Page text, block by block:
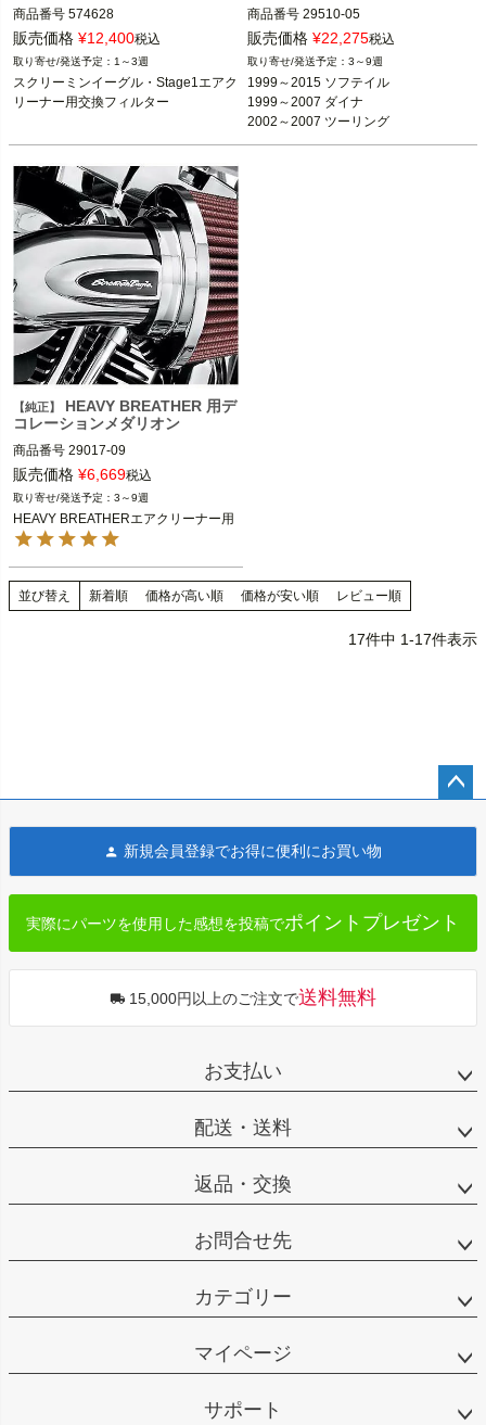
商品番号 574628
M型番：FM947/04B
29400020、29442-99E互換品
2BC:408507
下記スクリーミンイーグルStage1エア
29400239
29400240
29000009A
29000019A
BMC
販売価格 ¥12,400税込
1～3週
スクリーミンイーグル・Stage1エアク
リーナー用交換フィルター
商品番号 29510-05
1999～2015 ソフテイル
1999～2007 ダイナ
※スクリーミンイーグル・ステージキ
ットまたはハイフローエアクリーナ
販売価格 ¥22,275税込
3～9週
1999～2015 ソフテイル
1999～2007 ダイナ
2002～2007 ツーリング
【純正】
HEAVY BREATHER 用デ
コレーションメダリオン
商品番号 29017-09
HEAVY BREATHERエアクリーナー搭
載の全てのハーレーダビッドソン
Screamin Eagle（スクリーミンイーグ
ル）
販売価格 ¥6,669税込
3～9週
HEAVY BREATHERエアクリーナー用
並び替え 新着順 価格が高い順 価格が安い順 レビュー順
17件中 1-17件表示
へ
新規会員登録でお得に便利にお買い物
実際にパーツを使用した感想を投稿でポイントプレゼント
15,000円以上のご注文で送料無料
お支払い
配送・送料
返品・交換
お問合せ先
カテゴリー
マイページ
サポート